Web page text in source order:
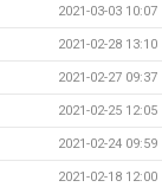
2021-03-03 10:07
2021-02-28 13:10
2021-02-27 09:37
2021-02-25 12:05
2021-02-24 09:59
2021-02-18 12:00